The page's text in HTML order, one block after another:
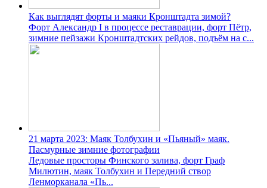
Как выглядят форты и маяки Кронштадта зимой?
Форт Александр І в процессе реставрации, форт Пётр,
зимние пейзажи Кронштадтских рейдов, подъём на с...
21 марта 2023: Маяк Толбухин и «Пьяный» маяк.
Пасмурные зимние фотографии
Ледовые просторы Финского залива, форт Граф
Милютин, маяк Толбухин и Передний створ
Ленморканала «Пь...